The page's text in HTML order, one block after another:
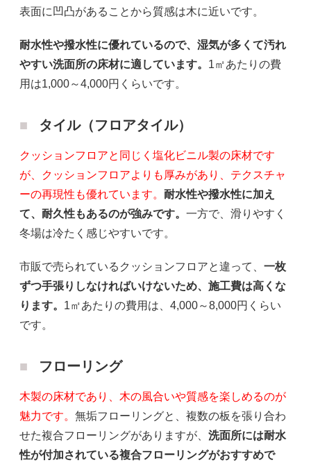
表面に凹凸があることから質感は木に近いです。
耐水性や撥水性に優れているので、湿気が多くて汚れ
やすい洗面所の床材に適しています。 1㎡あたりの費
用は1,000～4,000円くらいです。
タイル（フロアタイル）
クッションフロアと同じく塩化ビニル製の床材です
が、クッションフロアよりも厚みがあり、テクスチャ
ーの再現性も優れています。 耐水性や撥水性に加え
て、耐久性もあるのが強みです。 一方で、滑りやすく
冬場は冷たく感じやすいです。
市販で売られているクッションフロアと違って、 一枚
ずつ手張りしなければいけないため、施工費は高くな
ります。 1㎡あたりの費用は、4,000～8,000円くらい
です。
フローリング
木製の床材であり、木の風合いや質感を楽しめるのが
魅力です。 無垢フローリングと、複数の板を張り合わ
せた複合フローリングがありますが、 洗面所には耐水
性が付加されている複合フローリングがおすすめで